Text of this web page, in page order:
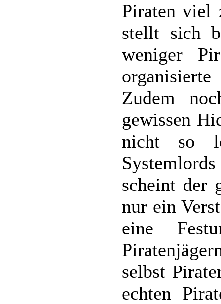
Piraten viel
stellt sich
weniger
Zudem
gewissen
nicht so
scheint der
nur ein
eine
selbst
echten